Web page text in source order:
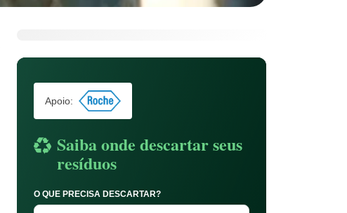
Apoio:
Saiba onde descartar seus
resíduos
O QUE PRECISA DESCARTAR?